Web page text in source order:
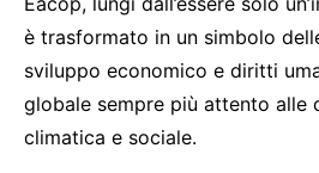
è trasformato in un simbolo
sviluppo economico e diritti
globale sempre più attento alle
climatica e sociale.